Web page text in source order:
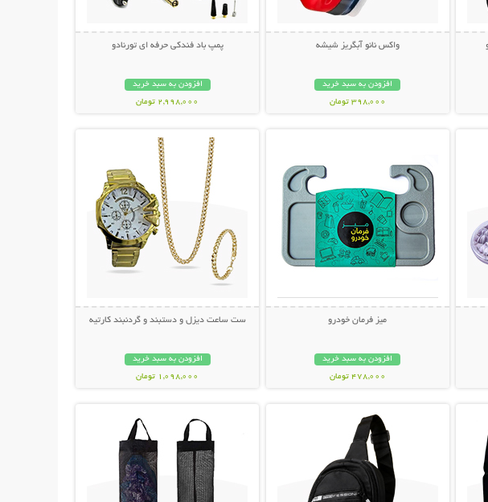
واکس نانو آبگریز شیشه
افزودن به سبد خرید
398,000 تومان
پمپ باد فندکی حرفه ای تورنادو
افزودن به سبد خرید
2,998,000 تومان
میز فرمان خودرو
افزودن به سبد خرید
478,000 تومان
ست ساعت دیزل و دستبند و گردنبند کارتیه
افزودن به سبد خرید
1,098,000 تومان